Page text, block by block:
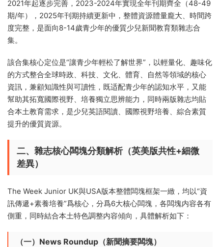
2021年起逐步完善，2023-2024年實現全年刊期齊全（48-49
期/年），2025年刊期持續更新中，整體資源體量龐大、時間跨
度完整，是面向8-14歲青少年的優質少兒新聞教育類雜志合
集。
該合集核心定位是“讓青少年輕松了解世界”，以輕量化、趣味化
的方式整合全球時政、科技、文化、體育、自然等領域的核心
資訊，兼顧知識性與可讀性，既适配青少年的認知水平，又能
幫助其拓寬國際視野、培養獨立思辨能力，同時兩版雜志均貼
合本土教育需求，是少兒英語閱讀、國際視野培養、綜合素質
提升的優質資源。
二、雜志核心闆塊分類解析（英美版共性+細微
差異）
The Week Junior UK與USA版本整體闆塊框架一緻，均以“資
訊傳遞+素養培養”爲核心，分爲6大核心闆塊，各闆塊内容各有
側重，同時結合本土特色調整内容傾向，具體解析如下：
（一）News Roundup（新聞摘要闆塊）